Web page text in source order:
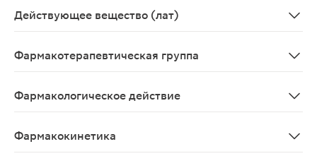
Действующее вещество (лат)
Фармакотерапевтическая группа
Фармакологическое действие
Фармакокинетика